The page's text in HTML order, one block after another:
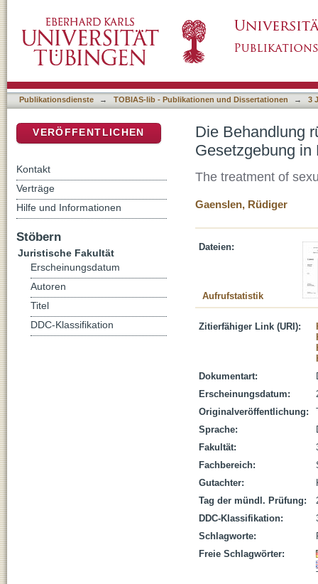
Deutschland, USA und den Niederlanden
Publikationsdienste → TOBIAS-lib - Publikationen und Dissertationen → 3
Die Behandlung
Gesetzgebung in
The treatment of
Gaenslen, Rüdiger
Dateien:
Aufrufstatistik
Zitierfähiger Link (URI):
Dokumentart:
Erscheinungsdatum:
Originalveröffentlichung:
Sprache:
Fakultät:
Fachbereich:
Gutachter:
Tag der mündl. Prüfung:
DDC-Klassifikation:
Schlagworte:
Freie Schlagwörter:
VERÖFFENTLICHEN
Kontakt
Verträge
Hilfe und Informationen
Stöbern
Juristische Fakultät
Erscheinungsdatum
Autoren
Titel
DDC-Klassifikation